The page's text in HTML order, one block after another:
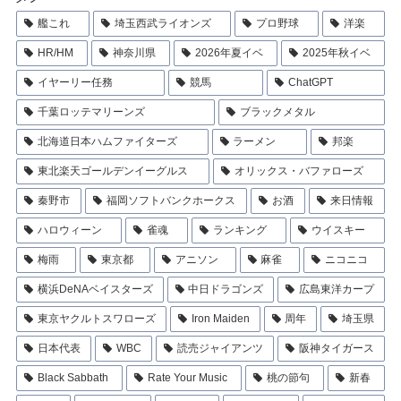
艦これ 埼玉西武ライオンズ プロ野球 洋楽
HR/HM 神奈川県 2026年夏イベ 2025年秋イベ
イヤーリー任務 競馬 ChatGPT
千葉ロッテマリーンズ ブラックメタル
北海道日本ハムファイターズ ラーメン 邦楽
東北楽天ゴールデンイーグルス オリックス・バファローズ
秦野市 福岡ソフトバンクホークス お酒 来日情報
ハロウィーン 雀魂 ランキング ウイスキー
梅雨 東京都 アニソン 麻雀 ニコニコ
横浜DeNAベイスターズ 中日ドラゴンズ 広島東洋カープ
東京ヤクルトスワローズ Iron Maiden 周年 埼玉県
日本代表 WBC 読売ジャイアンツ 阪神タイガース
Black Sabbath Rate Your Music 桃の節句 新春